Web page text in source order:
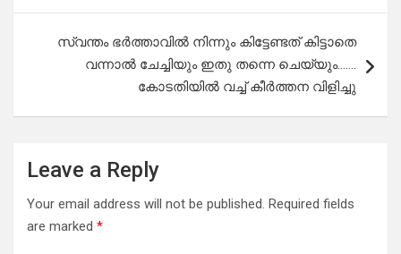
സ്വന്തം ഭർത്താവിൽ നിന്നും കിട്ടേണ്ടത് കിട്ടാതെ
വന്നാൽ ചേച്ചിയും ഇതു തന്നെ ചെയ്യും…….
കോടതിയിൽ വച്ച് കീർത്തന വിളിച്ചു
Leave a Reply
Your email address will not be published. Required fields
are marked *